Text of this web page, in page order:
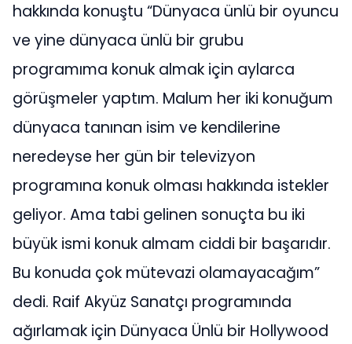
hakkında konuştu “Dünyaca ünlü bir oyuncu
ve yine dünyaca ünlü bir grubu
programıma konuk almak için aylarca
görüşmeler yaptım. Malum her iki konuğum
dünyaca tanınan isim ve kendilerine
neredeyse her gün bir televizyon
programına konuk olması hakkında istekler
geliyor. Ama tabi gelinen sonuçta bu iki
büyük ismi konuk almam ciddi bir başarıdır.
Bu konuda çok mütevazi olamayacağım”
dedi. Raif Akyüz Sanatçı programında
ağırlamak için Dünyaca Ünlü bir Hollywood